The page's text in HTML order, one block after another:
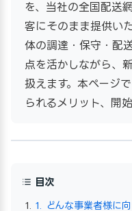
を、当社の全国配送
客にそのまま提供い
体の調達・保守・配
点を活かしながら、
扱えます。本ページ
られるメリット、開
目次
1. どんな事業者様に